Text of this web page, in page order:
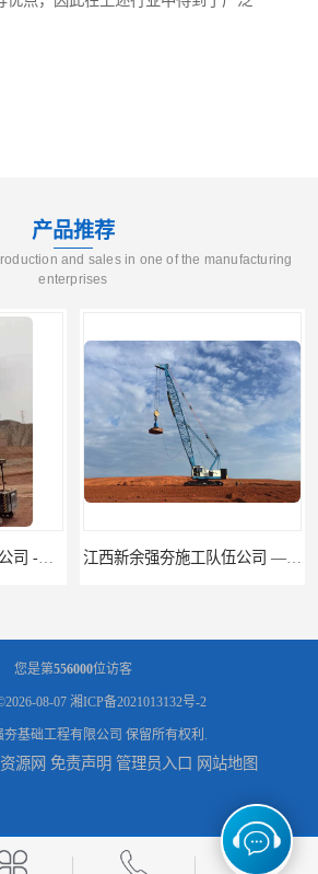
产品推荐
and sales in one of the manufacturing
enterprises
湖南强夯施工公司
湖南怀化强夯施工队伍公司厂房地基强夯施工 湖南常德强夯施工队伍公司厂房地基强夯施工
您是第556000位访客
08-07 湘ICP备2021013132号-2
夯基础工程有限公司 保留所有权利.
源网 免责声明 管理员入口 网站地图